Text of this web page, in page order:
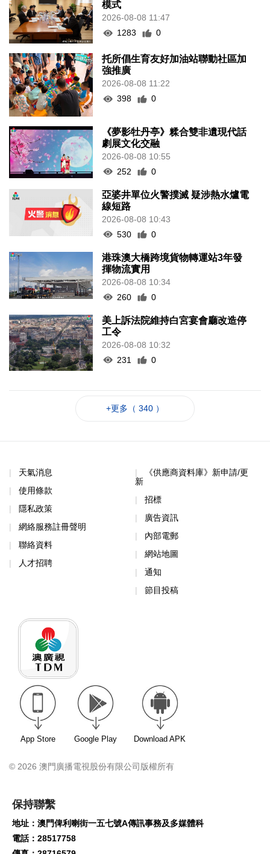
模式
2026-08-08 11:47
1283
0
托所倡生育友好加油站聯動社區加
強推廣
2026-08-08 11:22
398
0
《夢影牡丹亭》糅合雙非遺現代話
劇展文化交融
2026-08-08 10:55
252
0
亞婆井單位火警撲滅 疑涉熱水爐電
線短路
2026-08-08 10:43
530
0
港珠澳大橋跨境貨物轉運站3年發
揮物流實用
2026-08-08 10:34
260
0
美上訴法院維持白宮宴會廳改造停
工令
2026-08-08 10:32
231
0
+更多（ 340 ）
天氣消息
使用條款
隱私政策
網絡服務註冊聲明
聯絡資料
人才招聘
《供應商資料庫》新申請/更
新
招標
廣告資訊
內部電郵
網站地圖
通知
節目投稿
App Store Google Play Download APK
© 2026 澳門廣播電視股份有限公司版權所有
保持聯繫
地址：澳門俾利喇街一五七號A傳訊事務及多媒體科
電話：28517758